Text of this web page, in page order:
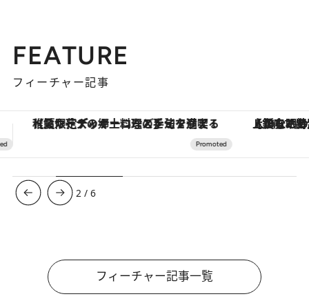
FEATURE
フィーチャー記事
【銀座で出合う最旬美容】美髪ケアや上質な眠り…セルフケアのアップデートから、特別な名入れギフトまで。大人のための「ReFa GINZA」クルーズ ヴァシュロン・コンスタンタ
3 /6
フィーチャー記事一覧